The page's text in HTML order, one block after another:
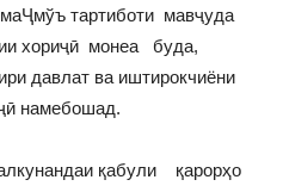
тартиботи мавҷуда
хориҷӣ монеа буда,
давлат ва иштирокчиёни
намебошад.
қабули қарорҳо